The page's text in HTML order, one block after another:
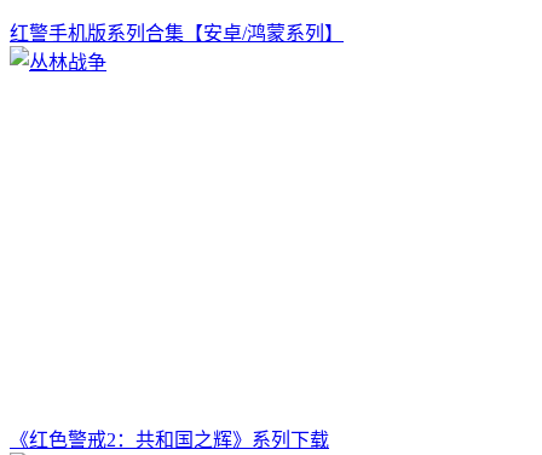
红警手机版系列合集【安卓/鸿蒙系列】
《红色警戒2：共和国之辉》系列下载